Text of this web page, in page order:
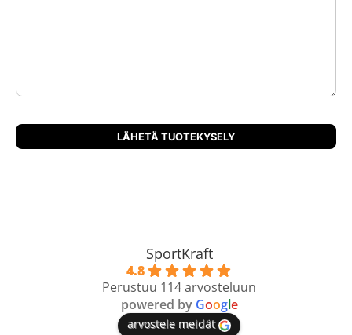
SportKraft
4.8
Perustuu 114 arvosteluun
powered by Google
arvostele meidät